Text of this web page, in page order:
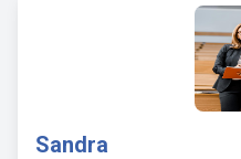
Sandra